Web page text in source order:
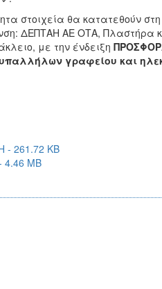
στοιχεία θα κατατεθούν
ΔΕΠΤΑΗ ΑΕ ΟΤΑ, Πλαστήρα
με την ένδειξη
γραφείου και
- 261.72 KB
MB